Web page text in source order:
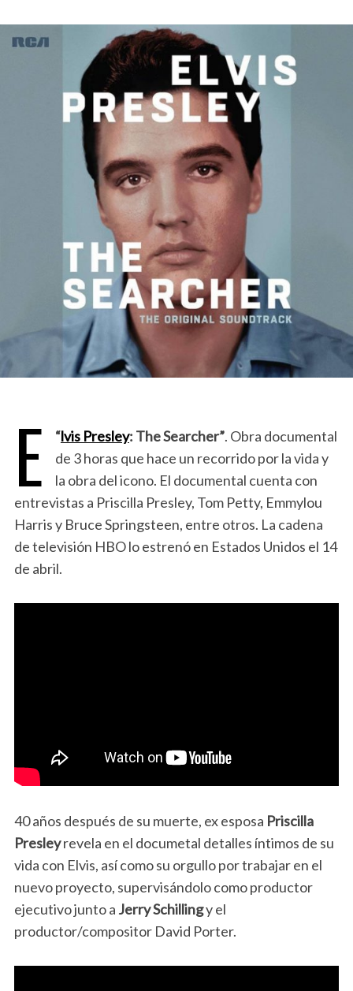
“
E lvis Presley: The Searcher”. Obra documental
de 3 horas que hace un recorrido por la vida y
la obra del icono. El documental cuenta con
entrevistas a Priscilla Presley, Tom Petty, Emmylou
Harris y Bruce Springsteen, entre otros. La cadena
de televisión HBO lo estrenó en Estados Unidos el 14
de abril.
40 años después de su muerte, ex esposa Priscilla
Presleyrevela en el documetal detalles íntimos de su
vida con Elvis, así como su orgullo por trabajar en el
nuevo proyecto, supervisándolo como productor
ejecutivo junto a Jerry Schillingy el
productor/compositor David Porter.